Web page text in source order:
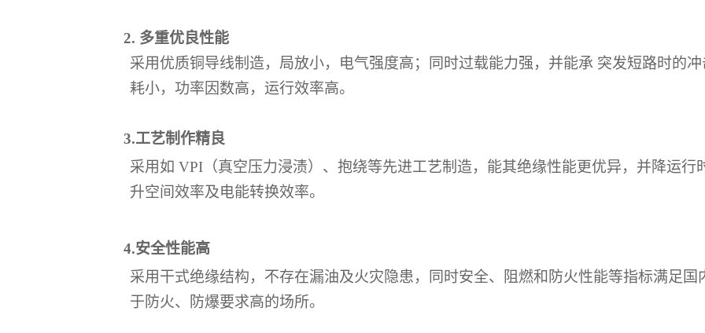
2. 多重优良性能
采用优质铜导线制造，局放小，电气强度高；同时过载能力强，并能承 突发短路时的
耗小，功率因数高，运行效率高。
3.工艺制作精良
采用如 VPI（真空压力浸渍）、抱绕等先进工艺制造，能其绝缘性能更优异，并降运
升空间效率及电能转换效率。
4.安全性能高
采用干式绝缘结构，不存在漏油及火灾隐患，同时安全、阻燃和防火性能等指标满足
于防火、防爆要求高的场所。